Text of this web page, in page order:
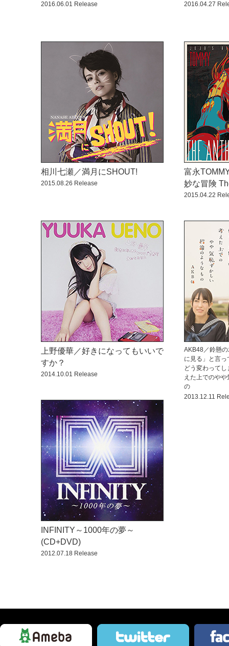
2016.06.01 Release 2016.04.27
相川七瀬／満月にSHOUT!
2015.08.26 Release
富永
妙な冒険
2015.04.22
上野優華／好きになってもいいで
すか？
2014.10.01 Release
AKB48／鈴懸
に見る」と言
どう変わって
えた上でのや
の
2013.12.11
INFINITY～1000年の夢～
(CD+DVD)
2012.07.18 Release